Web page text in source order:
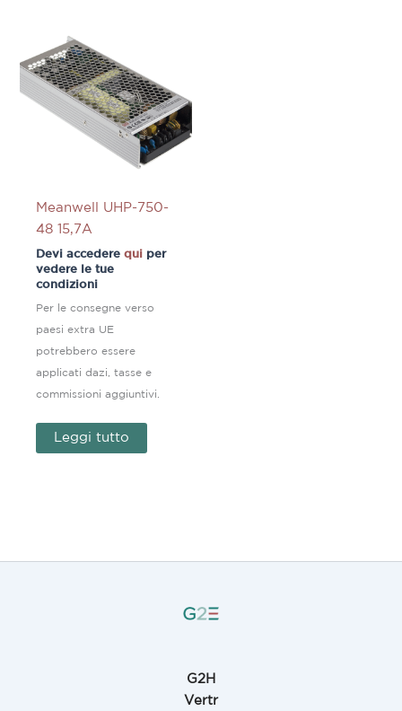
Meanwell UHP-750-
48 15,7A
Devi accedere qui per
vedere le tue
condizioni
Per le consegne verso
paesi extra UE
potrebbero essere
applicati dazi, tasse e
commissioni aggiuntivi.
Leggi tutto
G2H
Vertr